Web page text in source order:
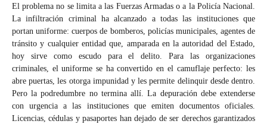
El problema no se limita a las Fuerzas Armadas o a la Policía Nacional.
La infiltración criminal ha alcanzado a todas las instituciones que
portan uniforme: cuerpos de bomberos, policías municipales, agentes de
tránsito y cualquier entidad que, amparada en la autoridad del Estado,
hoy sirve como escudo para el delito. Para las organizaciones
criminales, el uniforme se ha convertido en el camuflaje perfecto: les
abre puertas, les otorga impunidad y les permite delinquir desde dentro.
Pero la podredumbre no termina allí. La depuración debe extenderse
con urgencia a las instituciones que emiten documentos oficiales.
Licencias, cédulas y pasaportes han dejado de ser derechos garantizados